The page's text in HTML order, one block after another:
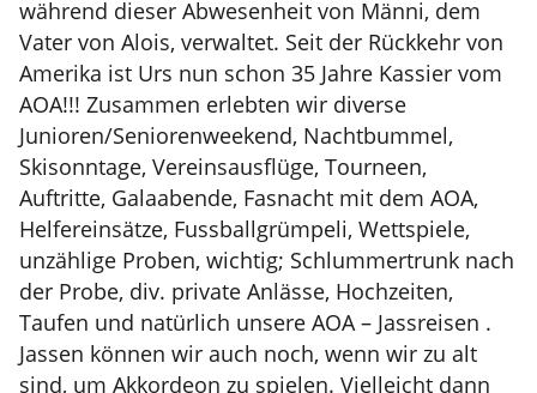
während dieser Abwesenheit von Männi, dem
Vater von Alois, verwaltet. Seit der Rückkehr von
Amerika ist Urs nun schon 35 Jahre Kassier vom
AOA!!! Zusammen erlebten wir diverse
Junioren/Seniorenweekend, Nachtbummel,
Skisonntage, Vereinsausflüge, Tourneen,
Auftritte, Galaabende, Fasnacht mit dem AOA,
Helfereinsätze, Fussballgrümpeli, Wettspiele,
unzählige Proben, wichtig; Schlummertrunk nach
der Probe, div. private Anlässe, Hochzeiten,
Taufen und natürlich unsere AOA – Jassreisen .
Jassen können wir auch noch, wenn wir zu alt
sind, um Akkordeon zu spielen. Vielleicht dann